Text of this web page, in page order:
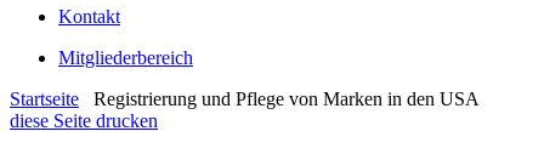
Kontakt
Mitgliederbereich
Startseite
Registrierung und Pflege von Marken in den USA
diese Seite drucken